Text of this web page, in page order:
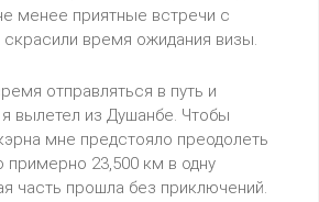
менее приятные встречи с
время ожидания визы.
отправляться в путь и
вылетел из Душанбе. Чтобы
мне предстояло преодолеть
примерно 23,500 км в одну
часть прошла без приключений.